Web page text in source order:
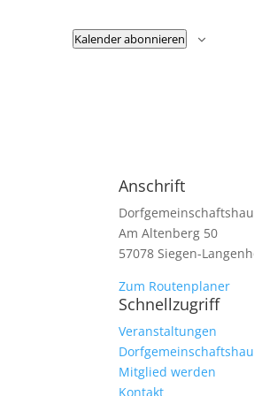
Kalender abonnieren
Anschrift
Am Altenberg 50
57078 Siegen-
Zum Routenplaner
Schnellzugriff
Veranstaltungen
Mitglied werden
Kontakt